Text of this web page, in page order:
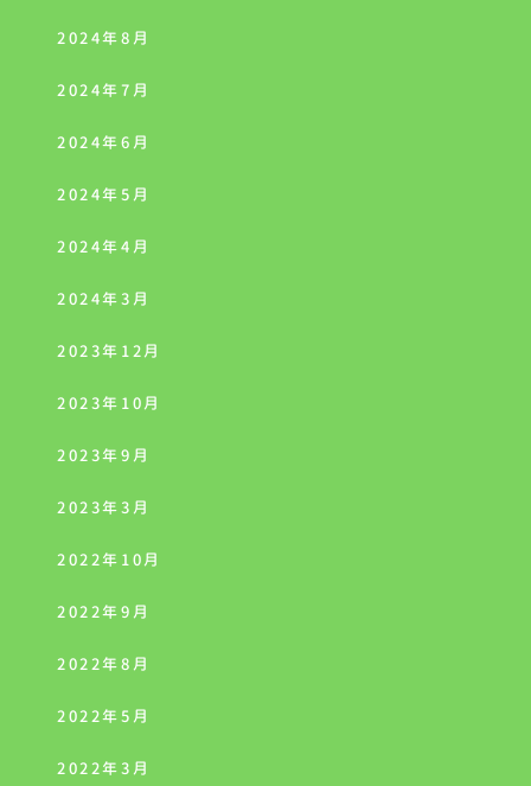
2024年8月
2024年7月
2024年6月
2024年5月
2024年4月
2024年3月
2023年12月
2023年10月
2023年9月
2023年3月
2022年10月
2022年9月
2022年8月
2022年5月
2022年3月